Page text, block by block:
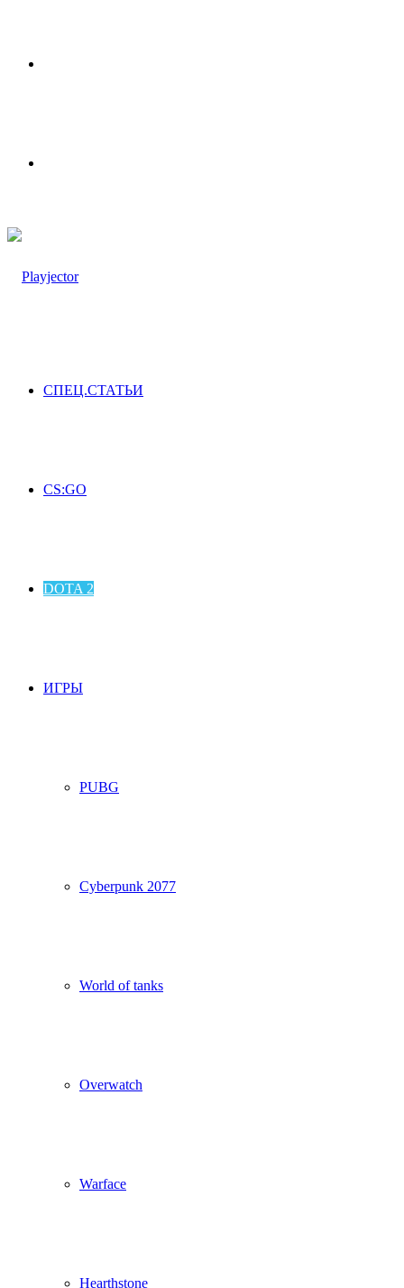
СПЕЦ.СТАТЬИ
CS:GO
DOTA 2
ИГРЫ
PUBG
Cyberpunk 2077
World of tanks
Overwatch
Warface
Hearthstone